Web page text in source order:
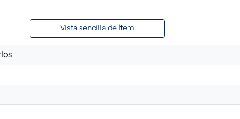
Vista sencilla de ítem